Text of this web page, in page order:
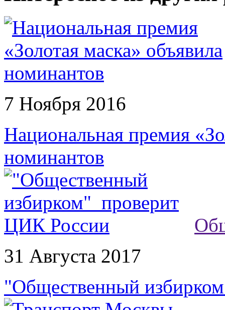
7 Ноября 2016
Национальная премия
номинантов
31 Августа 2017
"Общественный